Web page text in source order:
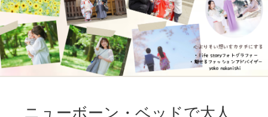
ニューボーン・ベッドで大人